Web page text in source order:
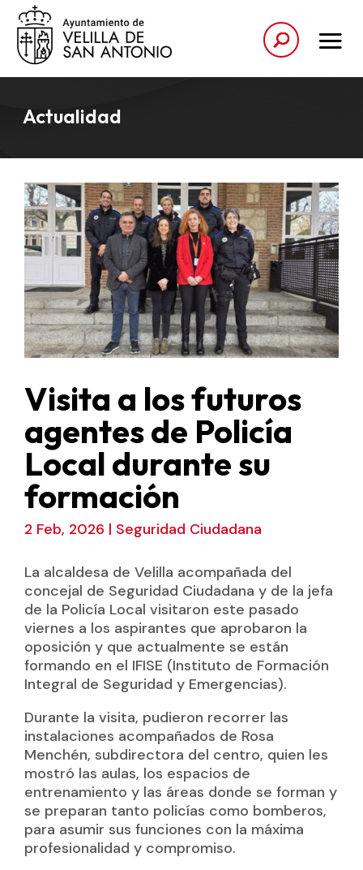
Actualidad
Visita a los futuros
agentes de Policía
Local durante su
formación
2 Feb, 2026 | Seguridad Ciudadana
La alcaldesa de Velilla acompañada del
concejal de Seguridad Ciudadana y de la jefa
de la Policía Local visitaron este pasado
viernes a los aspirantes que aprobaron la
oposición y que actualmente se están
formando en el IFISE (Instituto de Formación
Integral de Seguridad y Emergencias).
Durante la visita, pudieron recorrer las
instalaciones acompañados de Rosa
Menchén, subdirectora del centro, quien les
mostró las aulas, los espacios de
entrenamiento y las áreas donde se forman y
se preparan tanto policías como bomberos,
para asumir sus funciones con la máxima
profesionalidad y compromiso.